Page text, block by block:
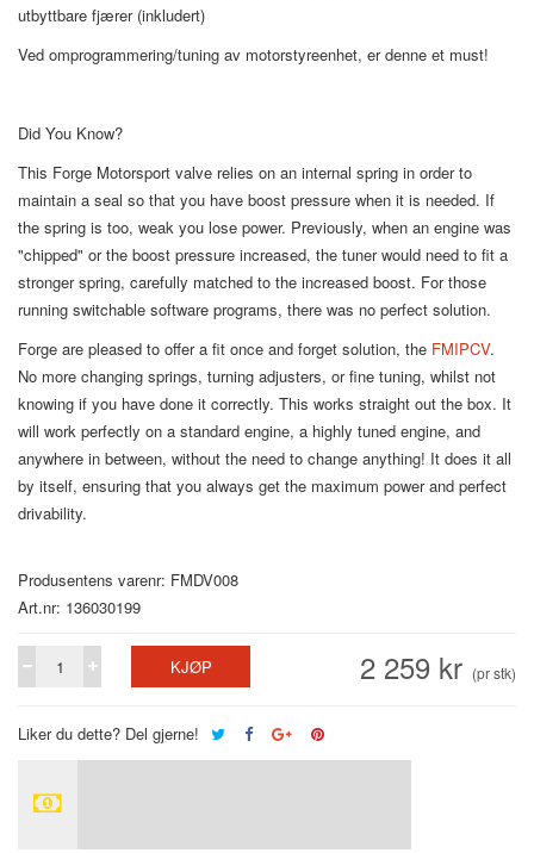
utbyttbare fjærer (inkludert)
Ved omprogrammering/tuning av motorstyreenhet, er denne et must!
Did You Know?
This Forge Motorsport valve relies on an internal spring in order to
maintain a seal so that you have boost pressure when it is needed. If
the spring is too, weak you lose power. Previously, when an engine was
"chipped" or the boost pressure increased, the tuner would need to fit a
stronger spring, carefully matched to the increased boost. For those
running switchable software programs, there was no perfect solution.
Forge are pleased to offer a fit once and forget solution, the FMIPCV.
No more changing springs, turning adjusters, or fine tuning, whilst not
knowing if you have done it correctly. This works straight out the box. It
will work perfectly on a standard engine, a highly tuned engine, and
anywhere in between, without the need to change anything! It does it all
by itself, ensuring that you always get the maximum power and perfect
drivability.
Produsentens varenr: FMDV008
Art.nr: 136030199
2 259 kr (pr stk)
KJØP
Liker du dette? Del gjerne!